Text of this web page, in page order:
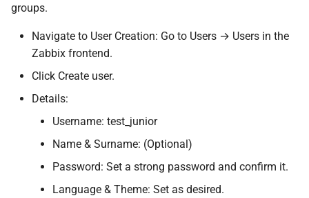
groups.
Navigate to User Creation: Go to Users → Users in the
Zabbix frontend.
Click Create user.
Details:
Username: test_junior
Name & Surname: (Optional)
Password: Set a strong password and confirm it.
Language & Theme: Set as desired.